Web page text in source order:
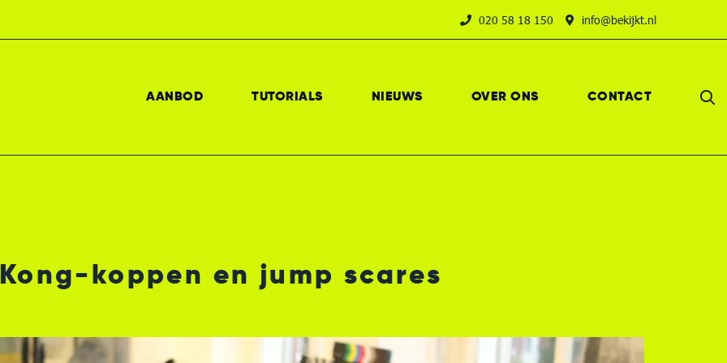
020 58 18 150 info@bekijkt.nl
AANBOD TUTORIALS NIEUWS OVER ONS CONTACT
koppen en jump scares